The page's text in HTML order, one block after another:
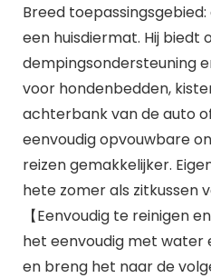
Breed
een huisdiermat. Hij biedt
dempingsondersteuning
voor hondenbedden,
achterbank van de auto
eenvoudig opvouwbare
reizen gemakkelijker.
hete zomer als zitkussen
【Eenvoudig te reinigen
het eenvoudig met water
en breng het naar de